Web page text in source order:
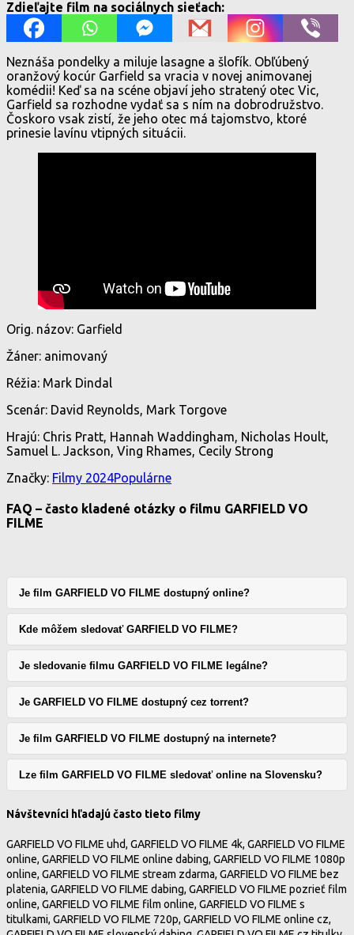
Zdieľajte film na sociálnych sieťach:
Neznáša pondelky a miluje lasagne a šlofík. Obľúbený
oranžový kocúr Garfield sa vracia v novej animovanej
komédii! Keď sa na scéne objaví jeho stratený otec Vic,
Garfield sa rozhodne vydať sa s ním na dobrodružstvo.
Čoskoro vsak zistí, že jeho otec má tajomstvo, ktoré
prinesie lavínu vtipných situácii.
Orig. názov: Garfield
Žáner: animovaný
Réžia: Mark Dindal
Scenár: David Reynolds, Mark Torgove
Hrajú: Chris Pratt, Hannah Waddingham, Nicholas Hoult,
Samuel L. Jackson, Ving Rhames, Cecily Strong
Značky: Filmy 2024Populárne
FAQ – často kladené otázky o filmu GARFIELD VO
FILME
Je film GARFIELD VO FILME dostupný online?
Kde môžem sledovať GARFIELD VO FILME?
Je sledovanie filmu GARFIELD VO FILME legálne?
Je GARFIELD VO FILME dostupný cez torrent?
Je film GARFIELD VO FILME dostupný na internete?
Lze film GARFIELD VO FILME sledovať online na Slovensku?
Návštevníci hľadajú často tieto filmy
GARFIELD VO FILME uhd, GARFIELD VO FILME 4k, GARFIELD VO FILME
online, GARFIELD VO FILME online dabing, GARFIELD VO FILME 1080p
online, GARFIELD VO FILME stream zdarma, GARFIELD VO FILME bez
platenia, GARFIELD VO FILME dabing, GARFIELD VO FILME pozrieť film
online, GARFIELD VO FILME film online, GARFIELD VO FILME s
titulkami, GARFIELD VO FILME 720p, GARFIELD VO FILME online cz,